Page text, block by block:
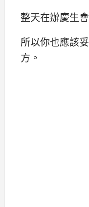
整天在辦慶生
所以你也應該
方。